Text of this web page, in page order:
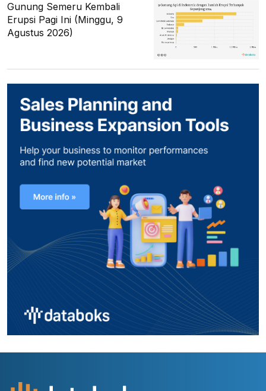
Gunung Semeru Kembali
Erupsi Pagi Ini (Minggu, 9
Agustus 2026)